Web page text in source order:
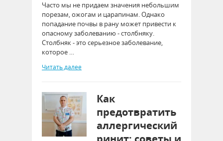
Часто мы не придаем значения небольшим
порезам, ожогам и царапинам. Однако
попадание почвы в рану может привести к
опасному заболеванию - столбняку.
Столбняк - это серьезное заболевание,
которое …
Читать далее
Как
предотвратить
аллергический